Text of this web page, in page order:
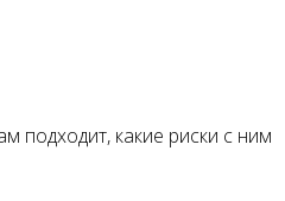
подходит, какие риски с ним